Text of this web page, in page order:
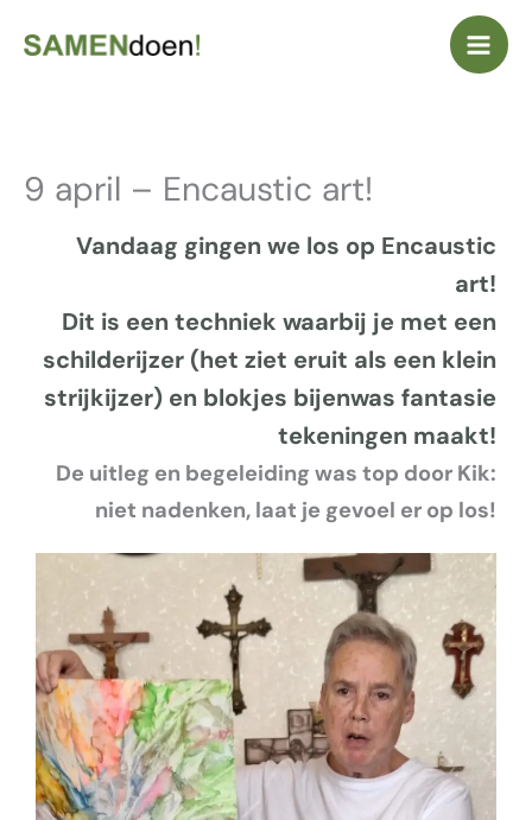
naar
9 april – Encaustic art!
Vandaag gingen we los op Encaustic
art!
Dit is een techniek waarbij je met een
schilderijzer (het ziet eruit als een klein
strijkijzer) en blokjes bijenwas fantasie
tekeningen maakt!
De uitleg en begeleiding was top door Kik:
niet nadenken, laat je gevoel er op los!